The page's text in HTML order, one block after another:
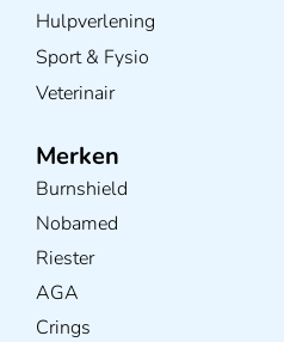
Hulpverlening
Sport & Fysio
Veterinair
Merken
Burnshield
Nobamed
Riester
AGA
Crings